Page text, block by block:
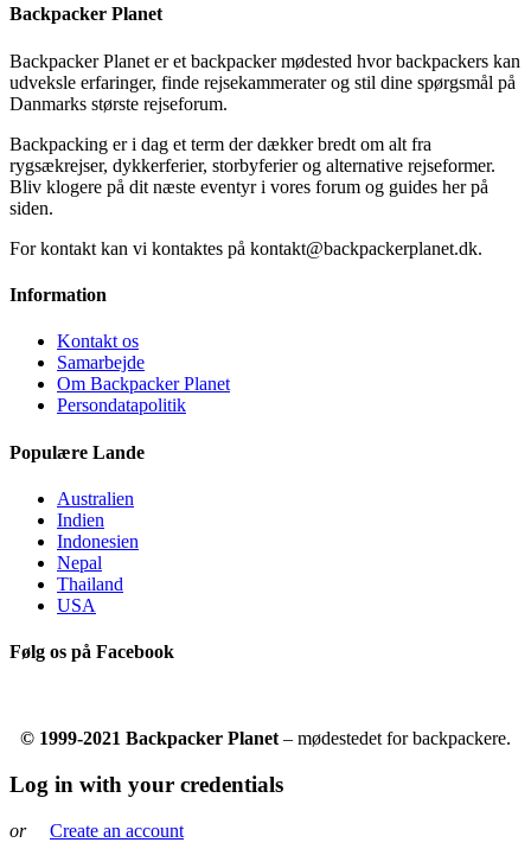
Backpacker Planet
Backpacker Planet er et backpacker mødested hvor backpackers kan
udveksle erfaringer, finde rejsekammerater og stil dine spørgsmål på
Danmarks største rejseforum.
Backpacking er i dag et term der dækker bredt om alt fra
rygsækrejser, dykkerferier, storbyferier og alternative rejseformer.
Bliv klogere på dit næste eventyr i vores forum og guides her på
siden.
For kontakt kan vi kontaktes på kontakt@backpackerplanet.dk.
Information
Kontakt os
Samarbejde
Om Backpacker Planet
Persondatapolitik
Populære Lande
Australien
Indien
Indonesien
Nepal
Thailand
USA
Følg os på Facebook
© 1999-2021 Backpacker Planet – mødestedet for backpackere.
Log in with your credentials
or Create an account